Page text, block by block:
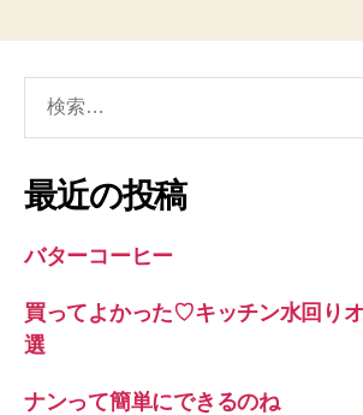
象:
最近の投稿
バターコーヒー
買ってよかった♡キッチン水回り
選
ナンって簡単にできるのね